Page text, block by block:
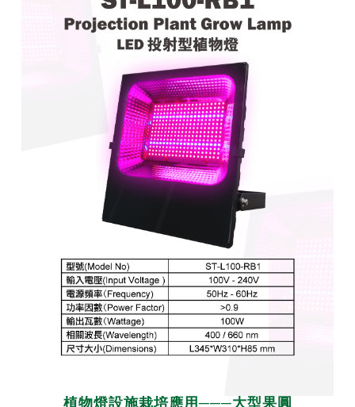
植物燈設施栽培應用───大型果圓